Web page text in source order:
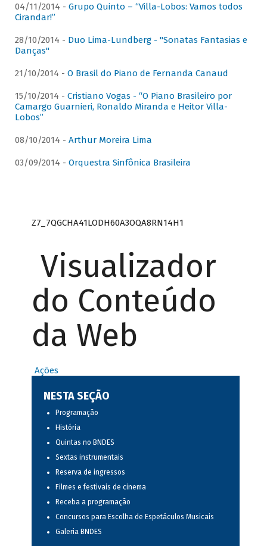
04/11/2014 - Grupo Quinto – “Villa-Lobos: Vamos todos
Cirandar!”
28/10/2014 - Duo Lima-Lundberg - "Sonatas Fantasias e
Danças"
21/10/2014 - O Brasil do Piano de Fernanda Canaud
15/10/2014 - Cristiano Vogas - “O Piano Brasileiro por
Camargo Guarnieri, Ronaldo Miranda e Heitor Villa-
Lobos”
08/10/2014 - Arthur Moreira Lima
03/09/2014 - Orquestra Sinfônica Brasileira
Z7_7QGCHA41LODH60A3OQA8RN14H1
Visualizador
do Conteúdo
da Web
Ações
NESTA SEÇÃO
Programação
História
Quintas no BNDES
Sextas instrumentais
Reserva de ingressos
Filmes e festivais de cinema
Receba a programação
Concursos para Escolha de Espetáculos Musicais
Galeria BNDES